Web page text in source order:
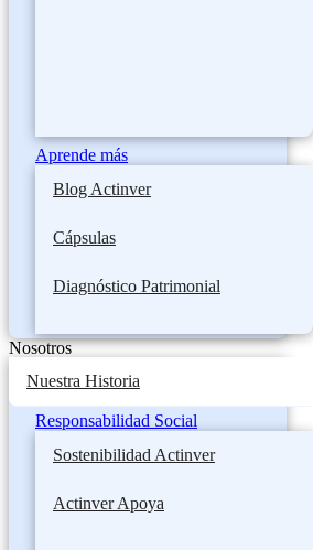
Aprende más
Blog Actinver
Cápsulas
Diagnóstico Patrimonial
Nosotros
Nuestra Historia
Responsabilidad Social
Sostenibilidad Actinver
Actinver Apoya